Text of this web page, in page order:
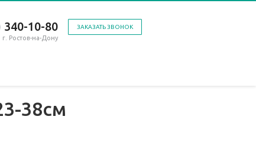
ЗАКАЗАТЬ ЗВОНОК
340-10-80
г. Ростов-на-Дону
38см